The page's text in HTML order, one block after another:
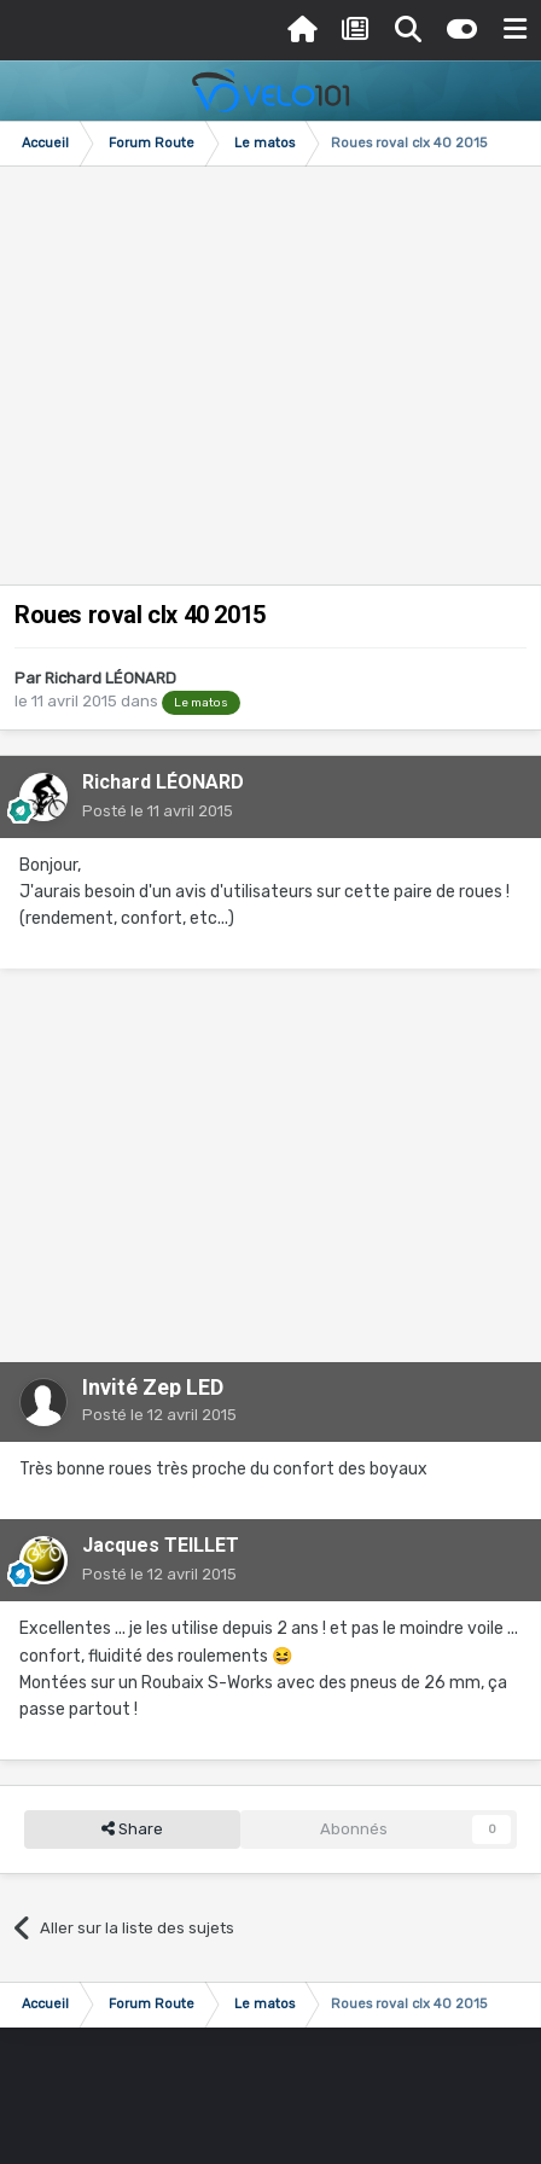
Accueil Forum Route Le matos Roues roval clx 40 2015
Roues roval clx 40 2015
Par Richard LÉONARD
le 11 avril 2015 dans Le matos
Richard LÉONARD
Posté le 11 avril 2015
Bonjour,
J'aurais besoin d'un avis d'utilisateurs sur cette paire de roues !
(rendement, confort, etc...)
Invité Zep LED
Posté le 12 avril 2015
Très bonne roues très proche du confort des boyaux
Jacques TEILLET
Posté le 12 avril 2015
Excellentes ... je les utilise depuis 2 ans ! et pas le moindre voile ...
confort, fluidité des roulements 😆
Montées sur un Roubaix S-Works avec des pneus de 26 mm, ça
passe partout !
Share Abonnés 0
Aller sur la liste des sujets
Accueil Forum Route Le matos Roues roval clx 40 2015